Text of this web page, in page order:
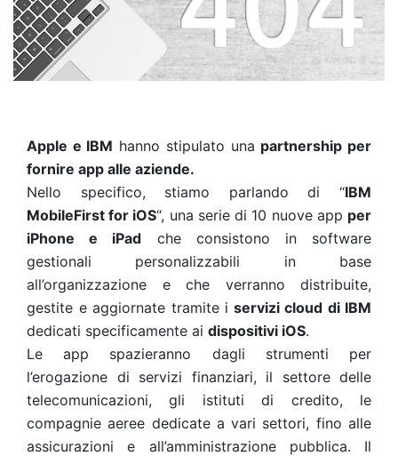
Apple e IBM hanno stipulato una partnership per
fornire app alle aziende.
Nello specifico, stiamo parlando di “IBM
MobileFirst for iOS“, una serie di 10 nuove app per
iPhone e iPad che consistono in software
gestionali personalizzabili in base
all’organizzazione e che verranno distribuite,
gestite e aggiornate tramite i servizi cloud di IBM
dedicati specificamente ai dispositivi iOS.
Le app spazieranno dagli strumenti per
l’erogazione di servizi finanziari, il settore delle
telecomunicazioni, gli istituti di credito, le
compagnie aeree dedicate a vari settori, fino alle
assicurazioni e all’amministrazione pubblica. Il